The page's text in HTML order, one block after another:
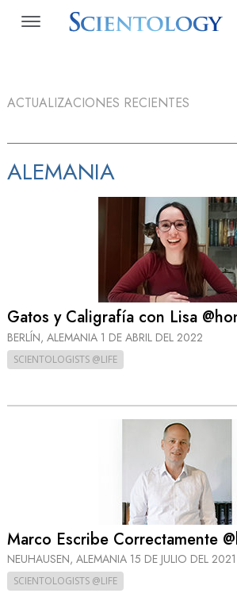
ACTUALIZACIONES RECIENTES
ALEMANIA
Gatos y Caligrafía con Lisa
BERLÍN, ALEMANIA 1 DE ABRIL DEL 2022
SCIENTOLOGISTS @LIFE
Marco Escribe Correctamente
NEUHAUSEN, ALEMANIA 15 DE JULIO DEL 2021
SCIENTOLOGISTS @LIFE